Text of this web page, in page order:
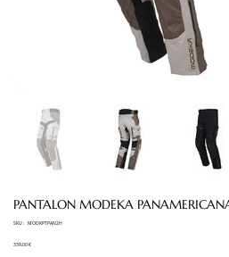
PANTALON MODEKA
SKU : SKU
MODKPTPAN2H
Prix
339,00 €